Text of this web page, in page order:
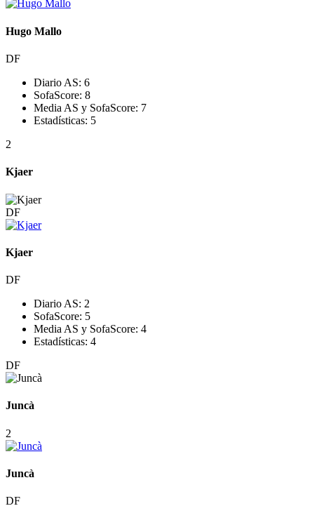
Hugo Mallo
DF
Diario AS: 6
SofaScore: 8
Media AS y SofaScore: 7
Estadísticas: 5
2
Kjaer
DF
Kjaer
DF
Diario AS: 2
SofaScore: 5
Media AS y SofaScore: 4
Estadísticas: 4
DF
Juncà
2
Juncà
DF